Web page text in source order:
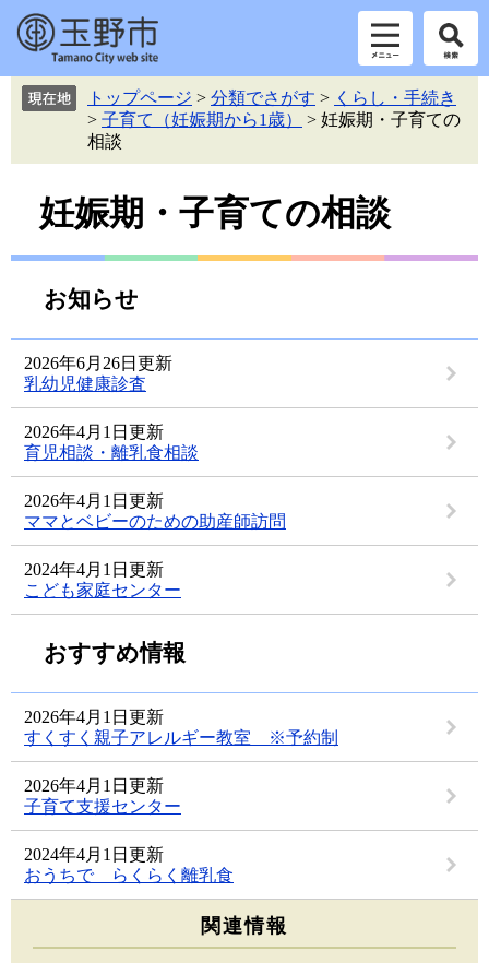
へ
トップページ > 分類でさがす > くらし・手続き
> 子育て（妊娠期から1歳） > 妊娠期・子育ての
相談
妊娠期・子育ての相談
お知らせ
2026年6月26日更新
乳幼児健康診査
2026年4月1日更新
育児相談・離乳食相談
2026年4月1日更新
ママとベビーのための助産師訪問
2024年4月1日更新
こども家庭センター
おすすめ情報
2026年4月1日更新
すくすく親子アレルギー教室 ※予約制
2026年4月1日更新
子育て支援センター
2024年4月1日更新
おうちで らくらく離乳食
関連情報